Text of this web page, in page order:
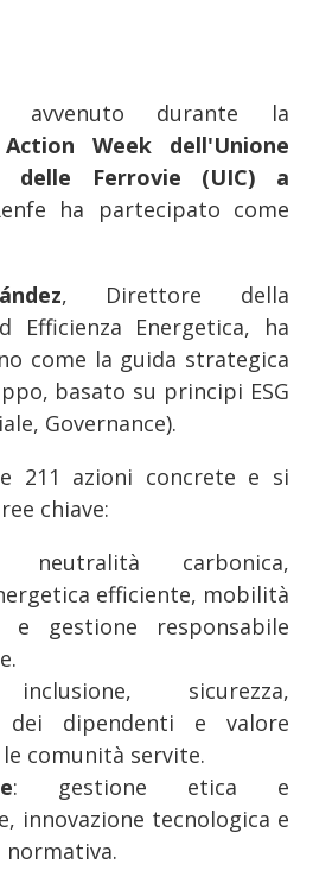
avvenuto durante la
Week dell'Unione
delle Ferrovie (UIC) a
ha partecipato come
, Direttore della
Efficienza Energetica, ha
come la guida strategica
basato su principi ESG
Governance).
211 azioni concrete e si
chiave:
neutralità carbonica,
efficiente, mobilità
e gestione responsabile
sicurezza,
dei dipendenti e valore
comunità servite.
: gestione etica e
innovazione tecnologica e